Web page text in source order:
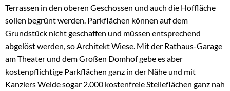
Terrassen in den oberen Geschossen und auch die Hoffläche
sollen begrünt werden. Parkflächen können auf dem
Grundstück nicht geschaffen und müssen entsprechend
abgelöst werden, so Architekt Wiese. Mit der Rathaus-Garage
am Theater und dem Großen Domhof gebe es aber
kostenpflichtige Parkflächen ganz in der Nähe und mit
Kanzlers Weide sogar 2.000 kostenfreie Stelleflächen ganz nah